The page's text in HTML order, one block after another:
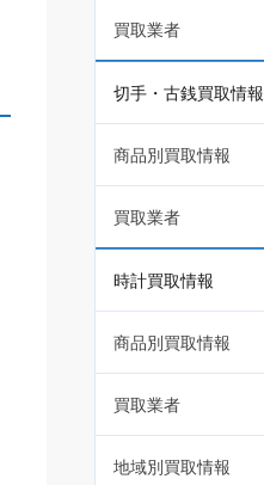
買取業者
切手・古銭買取情報
商品別買取情報
買取業者
時計買取情報
商品別買取情報
買取業者
地域別買取情報